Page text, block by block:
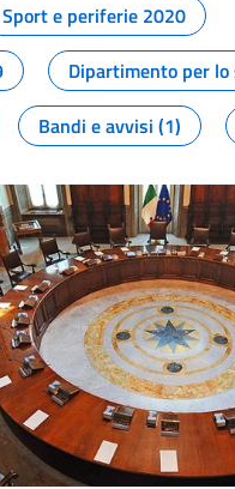
Sport e periferie 2020
Dipartimento per
Bandi e avvisi (1)